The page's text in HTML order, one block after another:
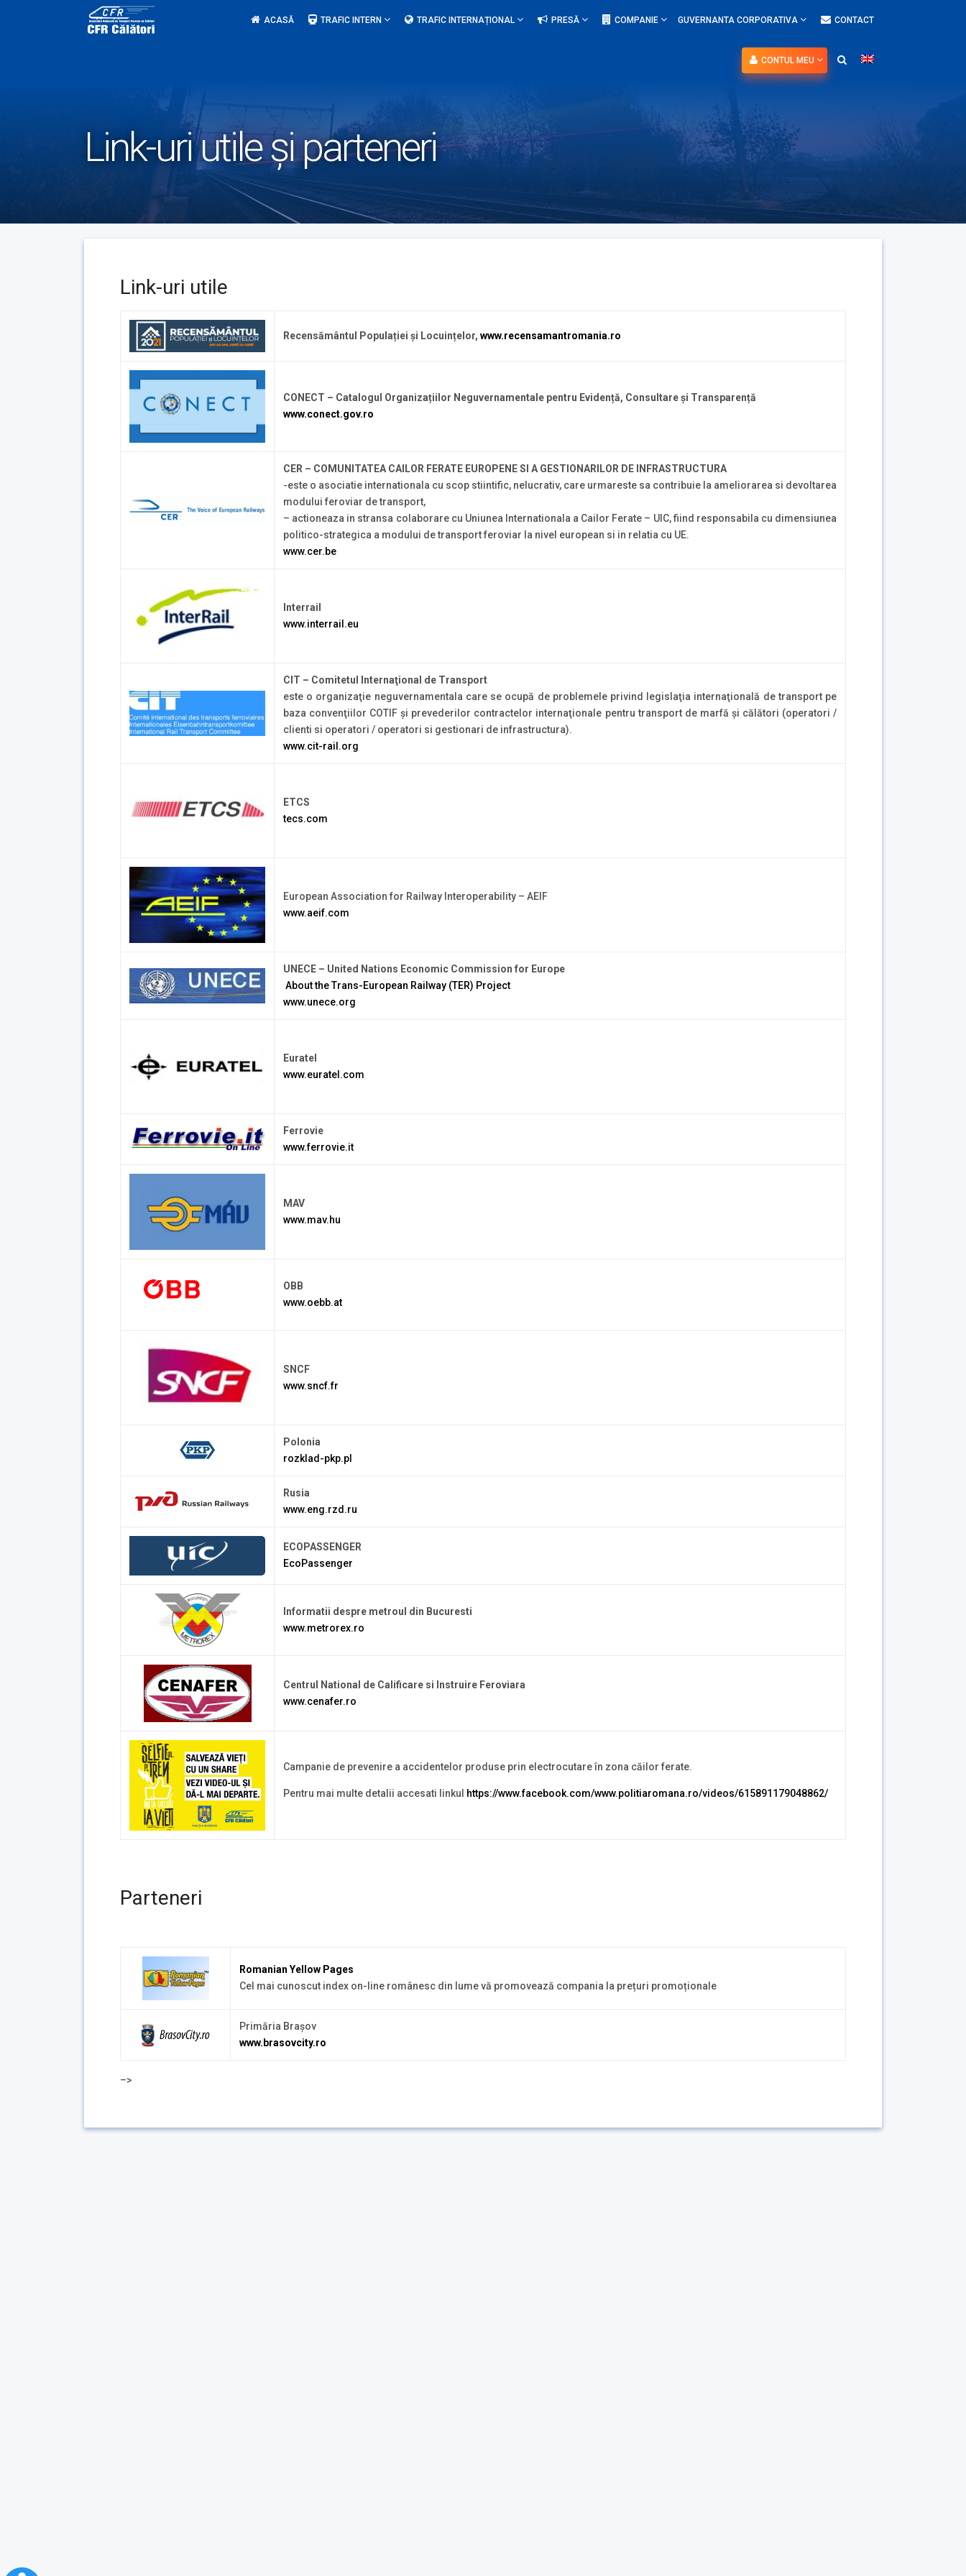
ACASĂ TRAFIC INTERN TRAFIC INTERNAȚIONAL PRESĂ COMPANIE GUVERNANTA CORPORATIVA CONTACT
CONTUL MEU
Link-uri utile şi parteneri
Link-uri utile
Recensământul Populației și Locuințelor, www.recensamantromania.ro
CONECT – Catalogul Organizațiilor Neguvernamentale pentru Evidență, Consultare și Transparență
www.conect.gov.ro
CER – COMUNITATEA CAILOR FERATE EUROPENE SI A GESTIONARILOR DE INFRASTRUCTURA
-este o asociatie internationala cu scop stiintific, nelucrativ, care urmareste sa contribuie la ameliorarea si devoltarea
modului feroviar de transport,
– actioneaza in stransa colaborare cu Uniunea Internationala a Cailor Ferate – UIC, fiind responsabila cu dimensiunea
politico-strategica a modului de transport feroviar la nivel european si in relatia cu UE.
www.cer.be
Interrail
www.interrail.eu
CIT – Comitetul Internaţional de Transport
este o organizaţie neguvernamentala care se ocupă de problemele privind legislaţia internaţională de transport pe
baza convenţiilor COTIF şi prevederilor contractelor internaţionale pentru transport de marfă şi călători (operatori /
clienti si operatori / operatori si gestionari de infrastructura).
www.cit-rail.org
ETCS
tecs.com
European Association for Railway Interoperability – AEIF
www.aeif.com
UNECE – United Nations Economic Commission for Europe
About the Trans-European Railway (TER) Project
www.unece.org
Euratel
www.euratel.com
Ferrovie
www.ferrovie.it
MAV
www.mav.hu
OBB
www.oebb.at
SNCF
www.sncf.fr
Polonia
rozklad-pkp.pl
Rusia
www.eng.rzd.ru
ECOPASSENGER
EcoPassenger
Informatii despre metroul din Bucuresti
www.metrorex.ro
Centrul National de Calificare si Instruire Feroviara
www.cenafer.ro
Campanie de prevenire a accidentelor produse prin electrocutare în zona căilor ferate.
Pentru mai multe detalii accesati linkul https://www.facebook.com/www.politiaromana.ro/videos/615891179048862/
Parteneri
Romanian Yellow Pages
Cel mai cunoscut index on-line românesc din lume vă promovează compania la prețuri promoționale
Primăria Braşov
www.brasovcity.ro
–>